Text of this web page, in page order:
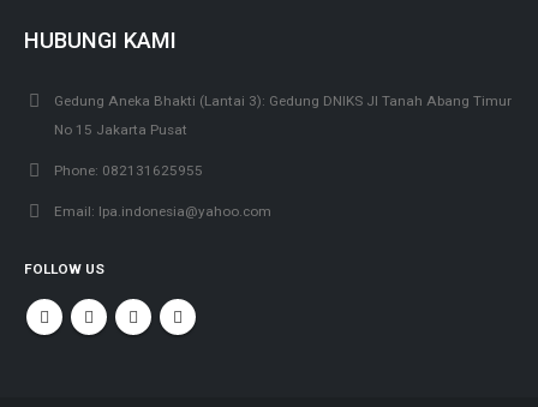
HUBUNGI KAMI
Gedung Aneka Bhakti (Lantai 3): Gedung DNIKS Jl Tanah Abang Timur
No 15 Jakarta Pusat
Phone: 082131625955
Email: lpa.indonesia@yahoo.com
FOLLOW US